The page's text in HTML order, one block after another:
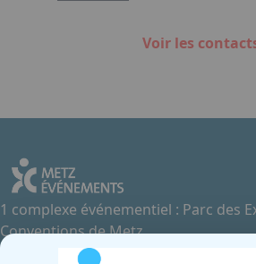
Voir les
1 complexe événementiel : Parc des
Conventions de Metz
Contactez-nous